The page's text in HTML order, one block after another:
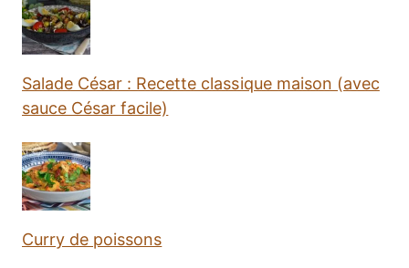
Salade César : Recette classique maison (avec
sauce César facile)
Curry de poissons